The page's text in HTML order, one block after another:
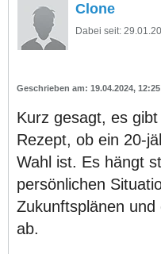
Clone
Dabei seit:
19.04.2024, 12:25
Kurz gesagt, es
Rezept, ob ein 20-
Wahl ist. Es hängt
persönlichen
Zukunftsplänen
ab.